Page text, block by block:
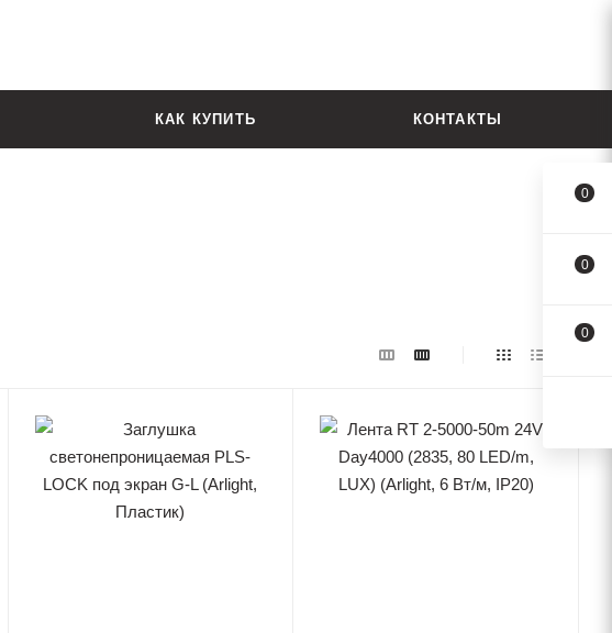
КАК КУПИТЬ КОНТАКТЫ
0
0
0